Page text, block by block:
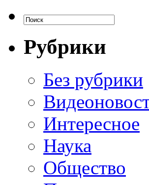
Рубрики
Без рубрики
Интересное
Наука
Общество